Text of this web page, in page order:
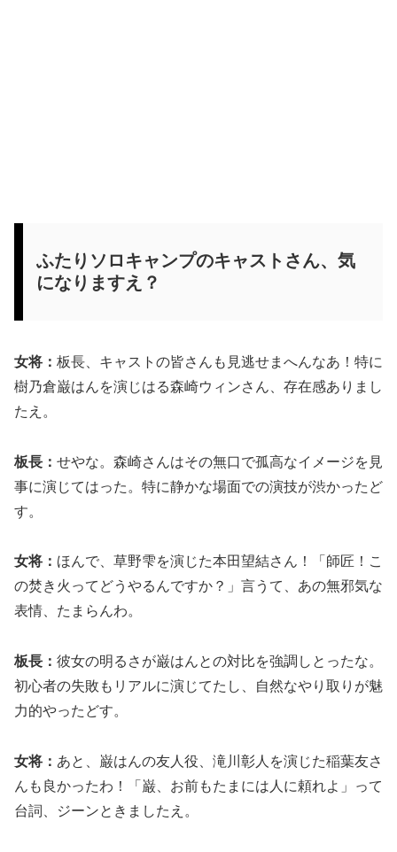
ふたりソロキャンプのキャストさん、気
になりますえ？
女将： 板長、キャストの皆さんも見逃せまへんなあ！特に
樹乃倉巌はんを演じはる森崎ウィンさん、存在感ありまし
たえ。
板長： せやな。森崎さんはその無口で孤高なイメージを見
事に演じてはった。特に静かな場面での演技が渋かったど
す。
女将： ほんで、草野雫を演じた本田望結さん！「師匠！こ
の焚き火ってどうやるんですか？」言うて、あの無邪気な
表情、たまらんわ。
板長： 彼女の明るさが巌はんとの対比を強調しとったな。
初心者の失敗もリアルに演じてたし、自然なやり取りが魅
力的やったどす。
女将： あと、巌はんの友人役、滝川彰人を演じた稲葉友さ
んも良かったわ！「巌、お前もたまには人に頼れよ」って
台詞、ジーンときましたえ。